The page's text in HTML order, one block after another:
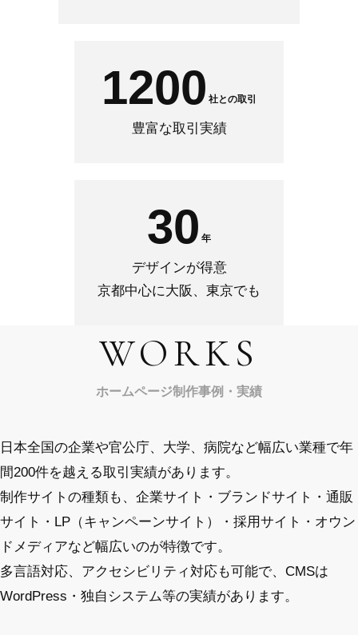
1200 社との取引
豊富な取引実績
30 年
デザインが得意
京都中心に大阪、東京でも
WORKS
ホームページ制作事例・実績
日本全国の企業や官公庁、大学、病院など幅広い業種で年
間200件を越える取引実績があります。
制作サイトの種類も、企業サイト・ブランドサイト・通販
サイト・LP（キャンペーンサイト）・採用サイト・オウン
ドメディアなど幅広いのが特徴です。
多言語対応、アクセシビリティ対応も可能で、CMSは
WordPress・独自システム等の実績があります。